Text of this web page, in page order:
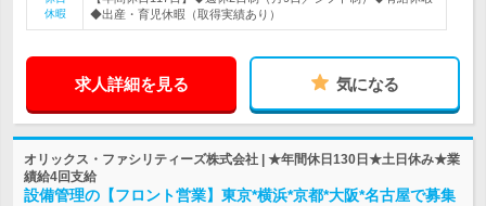
休暇
◆出産・育児休暇（取得実績あり）
求人詳細を見る 気になる
オリックス・ファシリティーズ株式会社 | ★年間休日130日★土日休み★業
績給4回支給
設備管理の【フロント営業】東京*横浜*京都*大阪*名古屋で募集